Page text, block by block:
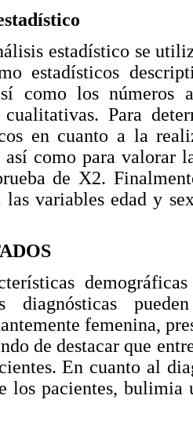
estadístico se
estadísticos
como los números
cualitativas. Para
en cuanto a la
así como para valorar
de X2.
las variables edad y
diagnósticas
femenina,
de destacar que
En cuanto al
los pacientes, bulimia